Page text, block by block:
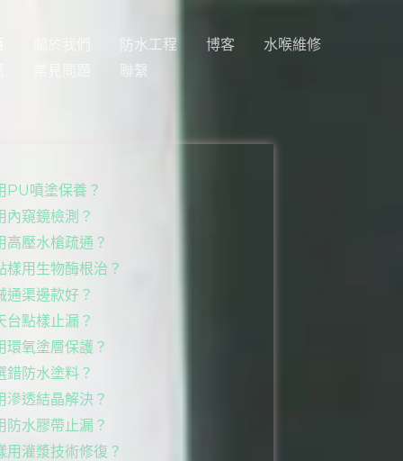
防水工程 博客
水喉維修
聯繫
PU噴塗保養？
窺鏡檢測？
壓水槍疏通？
用生物酶根治？
渠邊款好？
點樣止漏？
氧塗層保護？
防水塗料？
透結晶解決？
水膠帶止漏？
灌漿技術修復？